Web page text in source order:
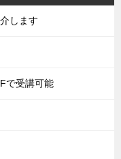
します
で受講可能